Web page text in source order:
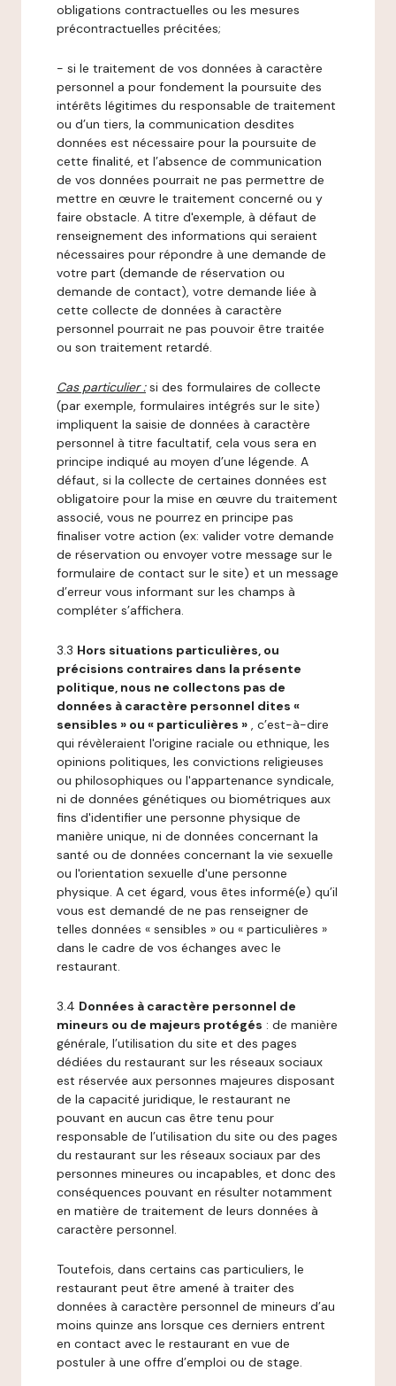
obligations contractuelles ou les mesures
précontractuelles précitées;
- si le traitement de vos données à caractère
personnel a pour fondement la poursuite des
intérêts légitimes du responsable de traitement
ou d’un tiers, la communication desdites
données est nécessaire pour la poursuite de
cette finalité, et l’absence de communication
de vos données pourrait ne pas permettre de
mettre en œuvre le traitement concerné ou y
faire obstacle. A titre d'exemple, à défaut de
renseignement des informations qui seraient
nécessaires pour répondre à une demande de
votre part (demande de réservation ou
demande de contact), votre demande liée à
cette collecte de données à caractère
personnel pourrait ne pas pouvoir être traitée
ou son traitement retardé.
Cas particulier : si des formulaires de collecte
(par exemple, formulaires intégrés sur le site)
impliquent la saisie de données à caractère
personnel à titre facultatif, cela vous sera en
principe indiqué au moyen d’une légende. A
défaut, si la collecte de certaines données est
obligatoire pour la mise en œuvre du traitement
associé, vous ne pourrez en principe pas
finaliser votre action (ex: valider votre demande
de réservation ou envoyer votre message sur le
formulaire de contact sur le site) et un message
d’erreur vous informant sur les champs à
compléter s’affichera.
3.3 Hors situations particulières, ou
précisions contraires dans la présente
politique, nous ne collectons pas de
données à caractère personnel dites «
sensibles » ou « particulières » , c’est-à-dire
qui révèleraient l'origine raciale ou ethnique, les
opinions politiques, les convictions religieuses
ou philosophiques ou l'appartenance syndicale,
ni de données génétiques ou biométriques aux
fins d'identifier une personne physique de
manière unique, ni de données concernant la
santé ou de données concernant la vie sexuelle
ou l'orientation sexuelle d'une personne
physique. A cet égard, vous êtes informé(e) qu’il
vous est demandé de ne pas renseigner de
telles données « sensibles » ou « particulières »
dans le cadre de vos échanges avec le
restaurant.
3.4 Données à caractère personnel de
mineurs ou de majeurs protégés : de manière
générale, l’utilisation du site et des pages
dédiées du restaurant sur les réseaux sociaux
est réservée aux personnes majeures disposant
de la capacité juridique, le restaurant ne
pouvant en aucun cas être tenu pour
responsable de l’utilisation du site ou des pages
du restaurant sur les réseaux sociaux par des
personnes mineures ou incapables, et donc des
conséquences pouvant en résulter notamment
en matière de traitement de leurs données à
caractère personnel.
Toutefois, dans certains cas particuliers, le
restaurant peut être amené à traiter des
données à caractère personnel de mineurs d’au
moins quinze ans lorsque ces derniers entrent
en contact avec le restaurant en vue de
postuler à une offre d’emploi ou de stage.